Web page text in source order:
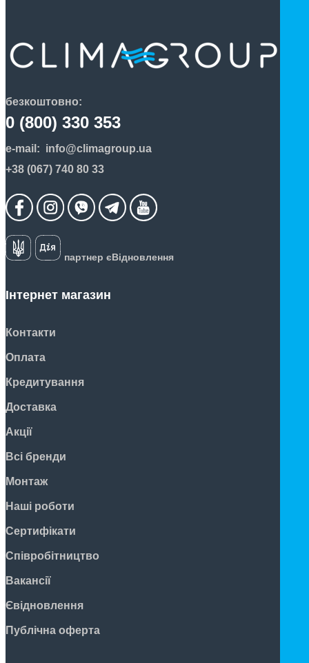
безкоштовно:
0 (800) 330 353
e-mail: info@climagroup.ua
+38 (067) 740 80 33
партнер єВідновлення
Інтернет магазин
Контакти
Оплата
Кредитування
Доставка
Акції
Всі бренди
Монтаж
Наші роботи
Сертифікати
Співробітництво
Вакансії
Євідновлення
Публічна оферта